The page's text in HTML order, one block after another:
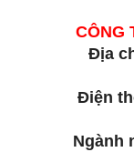
CÔNG
Địa
Điện
Ngành